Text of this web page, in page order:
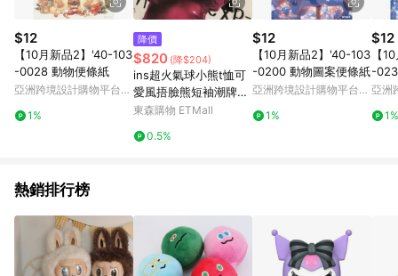
$12
【10月新品2】'40-103
-0028 動物便條紙
亞洲跨境設計購物平台
1%
降價
$820 (降$204)
ins超火氣球小熊t恤可
愛風捂臉熊短袖潮牌學
院寬松半袖上衣男女
東森購物 ETMall
0.5%
$12
【10月新品2】'40-103
-0200 動物圖案便條紙
亞洲跨境設計購物平台
1%
$12
【
-
亞洲
1%
熱銷排行榜